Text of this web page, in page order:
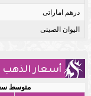
درهم اماراتى
اليوان الصينى
أسعار الذهب
متوسط